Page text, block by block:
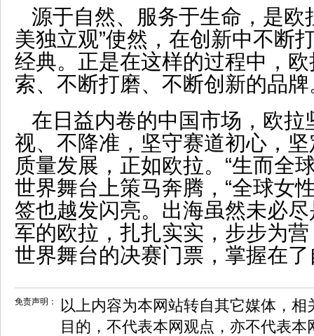
源于自然、服务于生命，是欧
美独立观”使然，在创新中不断
经典。正是在这样的过程中，
索、不断打磨、不断创新的品牌
在日益内卷的中国市场，欧拉
视、不降准，坚守赛道初心，
质量发展，正如欧拉。“生而全
世界舞台上策马奔腾，“全球女
签也越发闪亮。出海虽然未必
军的欧拉，扎扎实实，步步为
世界舞台的决赛门票，掌握在
免责声明：
以上内容为本网站转自其它媒体，
目的，不代表本网观点，亦不代表